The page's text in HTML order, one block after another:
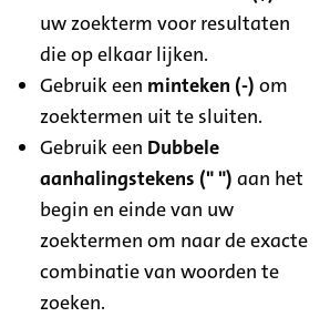
uw zoekterm voor resultaten
die op elkaar lijken.
Gebruik een minteken (-) om
zoektermen uit te sluiten.
Gebruik een Dubbele
aanhalingstekens (" ") aan het
begin en einde van uw
zoektermen om naar de exacte
combinatie van woorden te
zoeken.